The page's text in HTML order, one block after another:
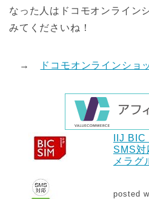
なった人はドコモオンライン
みてくださいね！
→ ドコモオンラインショ
IIJ
SMS対
メラグ
posted